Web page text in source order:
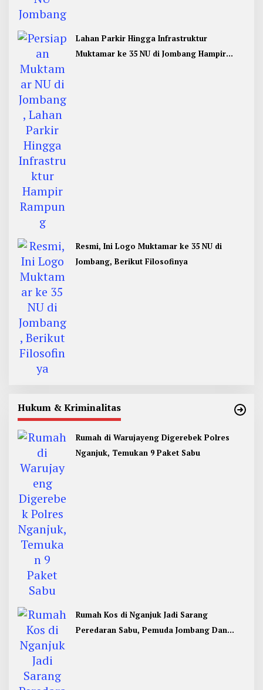
Lahan Parkir Hingga Infrastruktur
Muktamar ke 35 NU di Jombang Hampir
Resmi, Ini Logo Muktamar ke 35 NU di
Jombang, Berikut Filosofinya
Hukum & Kriminalitas
Rumah di Warujayeng Digerebek Polres
Nganjuk, Temukan 9 Paket Sabu
Rumah Kos di Nganjuk Jadi Sarang
Peredaran Sabu, Pemuda Jombang Dan